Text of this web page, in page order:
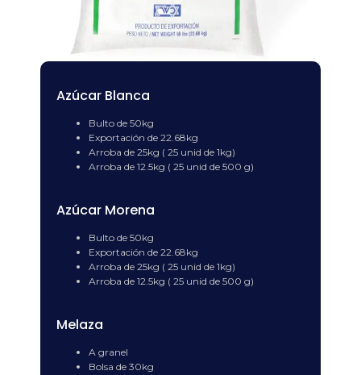
Azúcar Blanca
Bulto de 50kg
Exportación de 22.68kg
Arroba de 25kg ( 25 unid de 1kg)
Arroba de 12.5kg ( 25 unid de 500 g)
Azúcar Morena
Bulto de 50kg
Exportación de 22.68kg
Arroba de 25kg ( 25 unid de 1kg)
Arroba de 12.5kg ( 25 unid de 500 g)
Melaza
A granel
Bolsa de 30kg